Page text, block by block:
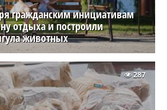
гражданским инициативам
отдыха и построили
животных
287